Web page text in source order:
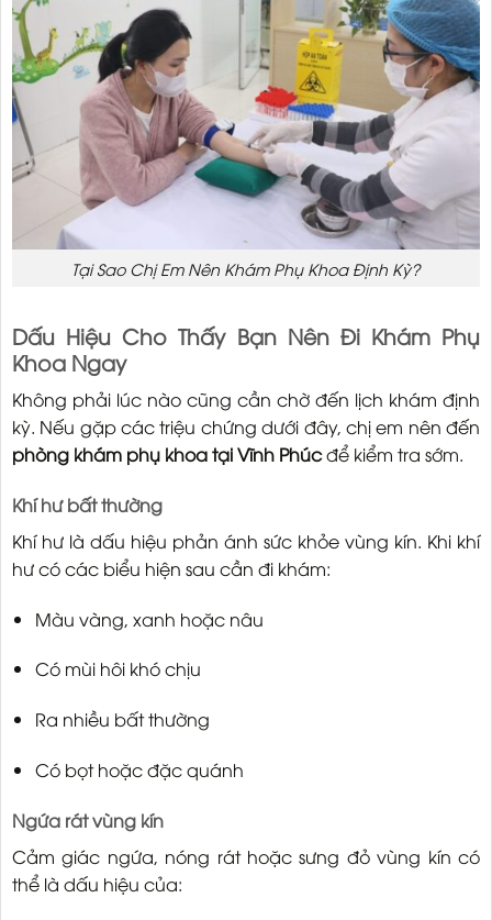
Tại Sao Chị Em Nên Khám Phụ Khoa Định Kỳ?
Dấu Hiệu Cho Thấy Bạn Nên Đi Khám Phụ
Khoa Ngay
Không phải lúc nào cũng cần chờ đến lịch khám định
kỳ. Nếu gặp các triệu chứng dưới đây, chị em nên đến
phòng khám phụ khoa tại Vĩnh Phúcđể kiểm tra sớm.
Khí hư bất thường
Khí hư là dấu hiệu phản ánh sức khỏe vùng kín. Khi khí
hư có các biểu hiện sau cần đi khám:
Màu vàng, xanh hoặc nâu
Có mùi hôi khó chịu
Ra nhiều bất thường
Có bọt hoặc đặc quánh
Ngứa rát vùng kín
Cảm giác ngứa, nóng rát hoặc sưng đỏ vùng kín có
thể là dấu hiệu của: